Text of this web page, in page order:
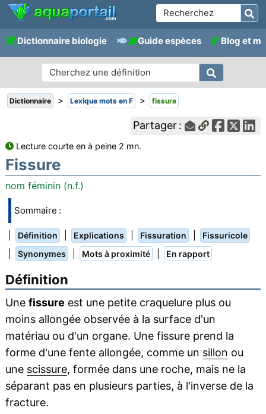
Dictionnaire biologie Guide espèces Blog et
Dictionnaire > Lexique mots en F > fissure
Partager :
Lecture courte en à peine 2 mn.
Fissure
nom féminin (n.f.)
Sommaire :
Définition Explications Fissuration Fissuricole
Synonymes Mots à proximité En rapport
Définition
Une fissure est une petite craquelure plus ou
moins allongée observée à la surface d'un
matériau ou d'un organe. Une fissure prend la
forme d'une fente allongée, comme un sillon ou
une scissure, formée dans une roche, mais ne la
séparant pas en plusieurs parties, à l'inverse de la
fracture.